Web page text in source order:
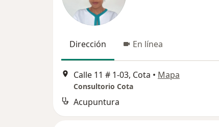
Dirección En línea
Calle 11 # 1-03, Cota • Mapa
Consultorio Cota
Acupuntura